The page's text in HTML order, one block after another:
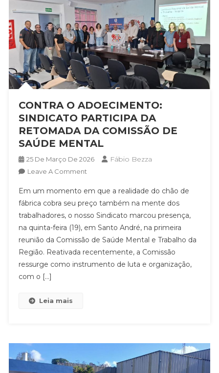
CONTRA O ADOECIMENTO:
SINDICATO PARTICIPA DA
RETOMADA DA COMISSÃO DE
SAÚDE MENTAL
25 De Março De 2026 Fábio Bezza
Leave A CommentOn
O
ADOECIMENTO:
SINDICATO
PARTICIPA
DA
RETOMADA
Em um momento em que a realidade do chão de
fábrica cobra seu preço também na mente dos
trabalhadores, o nosso Sindicato marcou presença,
na quinta-feira (19), em Santo André, na primeira
reunião da Comissão de Saúde Mental e Trabalho da
Região. Reativada recentemente, a Comissão
ressurge como instrumento de luta e organização,
com o […]
Leia mais